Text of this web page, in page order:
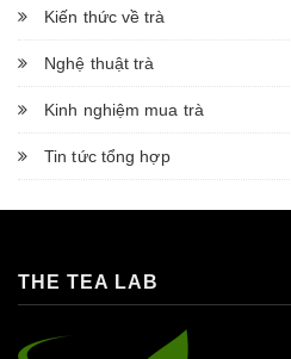
Kiến thức về trà
Nghệ thuật trà
Kinh nghiệm mua trà
Tin tức tổng hợp
THE TEA LAB